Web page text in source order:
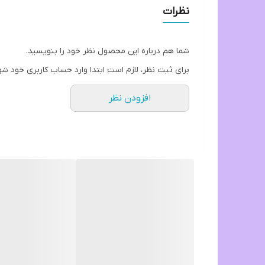
نظرات
شما هم درباره این محصول نظر خود را بنویسید.
برای ثبت نظر، لازم است ابتدا وارد حساب کاربری خود
افزودن نظر